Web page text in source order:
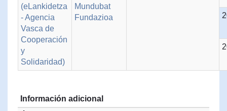
(eLankidetza
- Agencia
Vasca de
Cooperación
y
Solidaridad)
Mundubat
Fundazioa
Información adicional